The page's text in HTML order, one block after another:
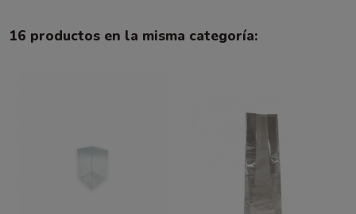
16 productos en la misma categoría: